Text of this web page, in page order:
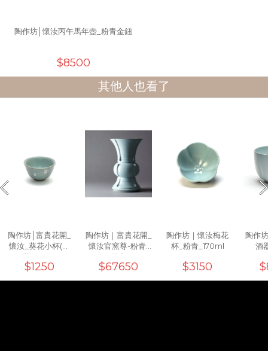
陶作坊│懷汝丙午馬年壺_粉青金鈕
$8500
其他人也看了
陶作坊│富貴花開_
懷汝_葵花小杯(貼
花)_40ml
$1250
陶作坊｜富貴花開_
懷汝官窯尊-粉青/
天青
$67650
陶作坊｜懷汝梅花
杯_粉青_170ml
$3150
陶作
酒